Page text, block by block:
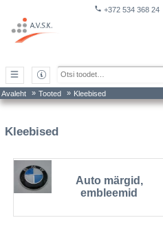
phone +372 534 368 24
Avaleht » Tooted » Kleebised
Kleebised
Auto märgid,
embleemid